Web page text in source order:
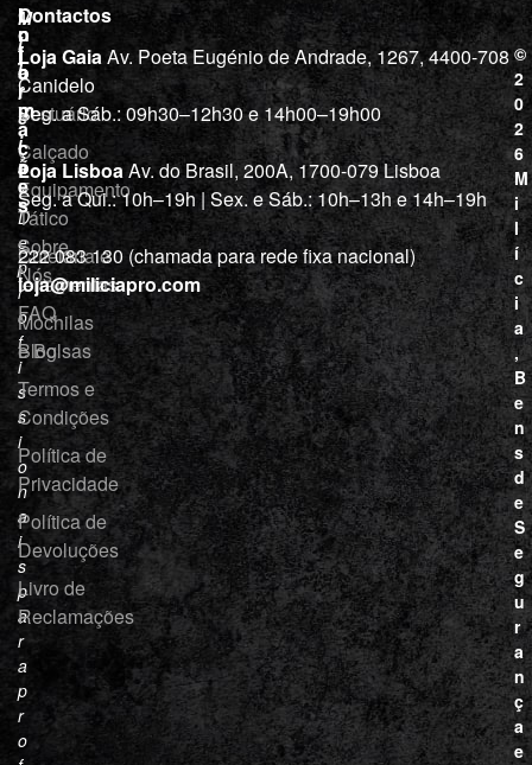
M
i
l
í
c
i
a
“
D
e
p
r
o
f
i
s
s
i
o
n
a
i
s
p
a
r
a
p
r
o
L
o
j
a
Vestuário
Calçado
Equipamento
Tático
Cutelaria e
ferramentas
Mochilas
e Bolsas
I
n
f
o
r
m
a
ç
õ
e
s
Sobre
Nós
FAQ
Blog
Termos e
Condições
Política de
Privacidade
Política de
Devoluções
Livro de
Reclamações
Contactos
Loja GaiaAv. Poeta Eugénio de Andrade, 1267, 4400-708
Canidelo
Seg. a Sáb.: 09h30–12h30 e 14h00–19h00
Loja LisboaAv. do Brasil, 200A, 1700-079 Lisboa
Seg. a Qui.: 10h–19h | Sex. e Sáb.: 10h–13h e 14h–19h
222 083 130 (chamada para rede fixa nacional)
loja@miliciapro.com
©
2
0
2
6
M
i
l
í
c
i
a
,
B
e
n
s
d
e
S
e
g
u
r
a
n
ç
a
e